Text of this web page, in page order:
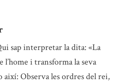
sap interpretar la dita: «La
l’home i transforma la seva
així: Observa les ordres del rei,